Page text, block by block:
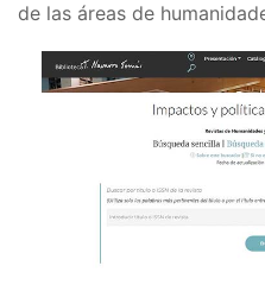
de las áreas de